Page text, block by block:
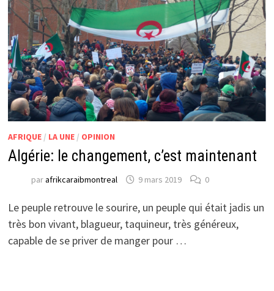
AFRIQUE/ LA UNE/ OPINION
Algérie: le changement, c’est maintenant
parafrikcaraibmontreal 9 mars 2019 0
Le peuple retrouve le sourire, un peuple qui était jadis un
très bon vivant, blagueur, taquineur, très généreux,
capable de se priver de manger pour …